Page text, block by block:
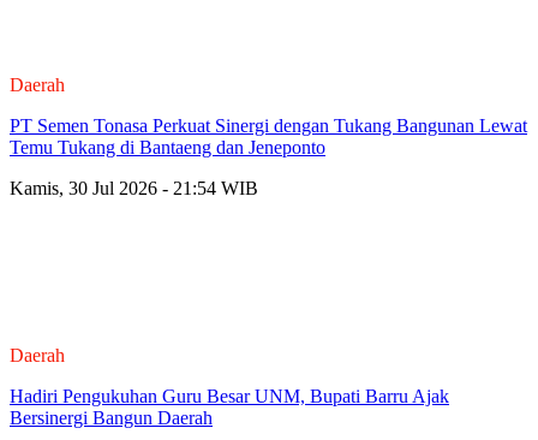
Daerah
PT Semen Tonasa Perkuat Sinergi dengan Tukang Bangunan Lewat
Temu Tukang di Bantaeng dan Jeneponto
Kamis, 30 Jul 2026 - 21:54 WIB
Daerah
Hadiri Pengukuhan Guru Besar UNM, Bupati Barru Ajak
Bersinergi Bangun Daerah